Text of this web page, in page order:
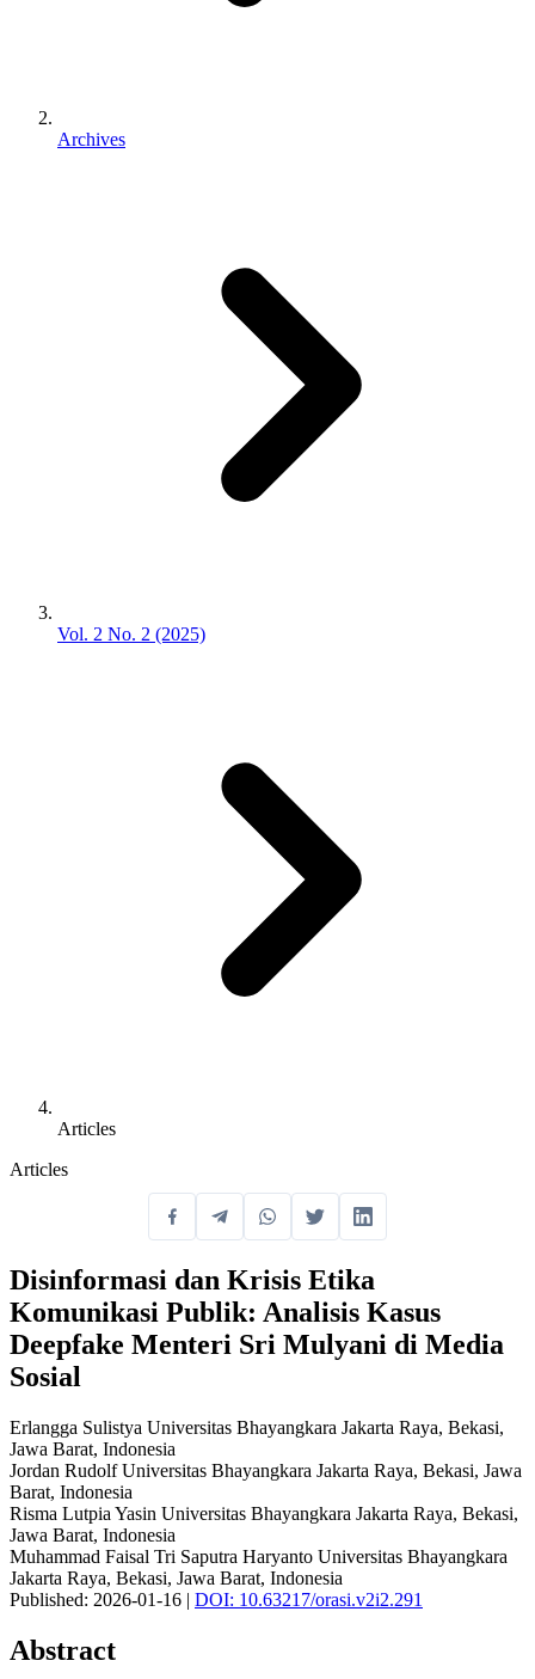
Archives
Vol. 2 No. 2 (2025)
Articles
Articles
Disinformasi dan Krisis Etika
Komunikasi Publik: Analisis Kasus
Deepfake Menteri Sri Mulyani di Media
Sosial
Erlangga Sulistya Universitas Bhayangkara Jakarta Raya, Bekasi,
Jawa Barat, Indonesia
Jordan RudolfUniversitas Bhayangkara Jakarta Raya, Bekasi, Jawa
Barat, Indonesia
Risma Lutpia Yasin Universitas Bhayangkara Jakarta Raya, Bekasi,
Jawa Barat, Indonesia
Muhammad Faisal Tri Saputra Haryanto Universitas Bhayangkara
Jakarta Raya, Bekasi, Jawa Barat, Indonesia
Published: 2026-01-16 | DOI: 10.63217/orasi.v2i2.291
Abstract